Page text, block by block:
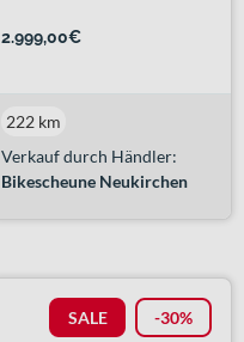
2.999,00€
Verkauf durch Händler:
Bikescheune Neukirchen
222 km
SALE -30%